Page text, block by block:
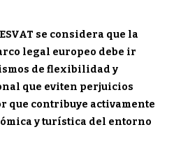
se considera que la
legal europeo debe ir
de flexibilidad y
que eviten perjuicios
que contribuye activamente
y turística del entorno